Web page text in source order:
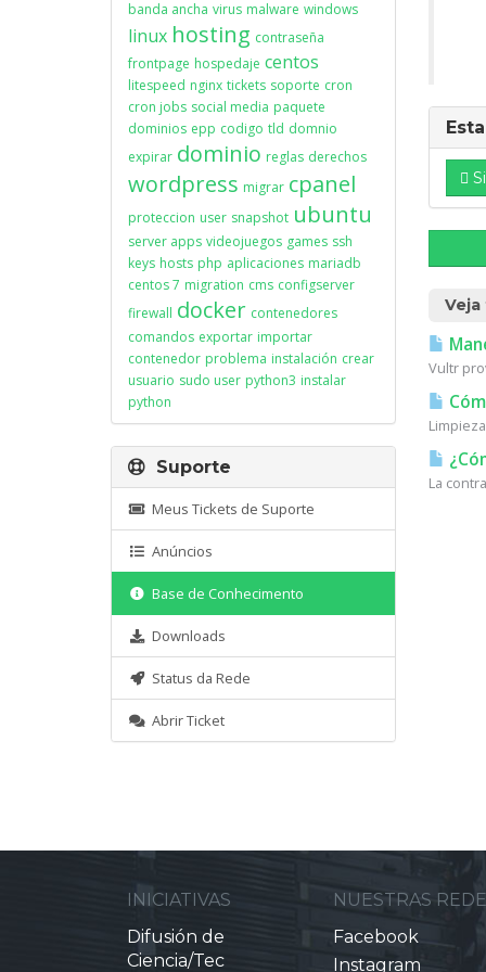
Vultr
La
banda ancha virus malware windows
linux hosting contraseña
frontpage hospedaje centos
litespeed nginx tickets soporte cron
cron jobs social media paquete
dominios epp codigo tld domnio
expirar dominio reglas derechos
wordpress migrar cpanel
proteccion user snapshot ubuntu
server apps videojuegos games ssh
keys hosts php aplicaciones mariadb
centos 7 migration cms configserver
firewall docker contenedores
comandos exportar importar
contenedor problema instalación crear
usuario sudo user python3 instalar
python
Suporte
Meus Tickets de Suporte
Anúncios
Base de Conhecimento
Downloads
Status da Rede
Abrir Ticket
INICIATIVAS
Difusión de
Ciencia/Tec
NUESTRAS
Facebook
Instagram